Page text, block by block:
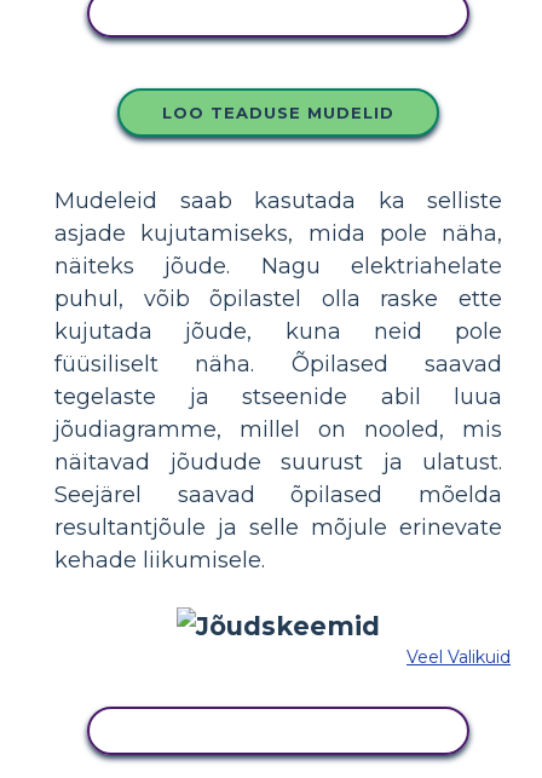
LOO TEADUSE MUDELID
Mudeleid saab kasutada ka selliste
asjade kujutamiseks, mida pole näha,
näiteks jõude. Nagu elektriahelate
puhul, võib õpilastel olla raske ette
kujutada jõude, kuna neid pole
füüsiliselt näha. Õpilased saavad
tegelaste ja stseenide abil luua
jõudiagramme, millel on nooled, mis
näitavad jõudude suurust ja ulatust.
Seejärel saavad õpilased mõelda
resultantjõule ja selle mõjule erinevate
kehade liikumisele.
Veel Valikuid